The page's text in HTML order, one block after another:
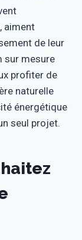
aiment
de leur
sur mesure
profiter de
naturelle
énergétique
seul projet.